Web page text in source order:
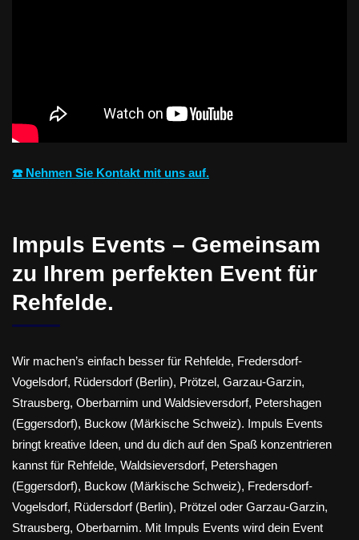
☎️ Nehmen Sie Kontakt mit uns auf.
Impuls Events – Gemeinsam
zu Ihrem perfekten Event für
Rehfelde.
Wir machen’s einfach besser für Rehfelde, Fredersdorf-
Vogelsdorf, Rüdersdorf (Berlin), Prötzel, Garzau-Garzin,
Strausberg, Oberbarnim und Waldsieversdorf, Petershagen
(Eggersdorf), Buckow (Märkische Schweiz). Impuls Events
bringt kreative Ideen, und du dich auf den Spaß konzentrieren
kannst für Rehfelde, Waldsieversdorf, Petershagen
(Eggersdorf), Buckow (Märkische Schweiz), Fredersdorf-
Vogelsdorf, Rüdersdorf (Berlin), Prötzel oder Garzau-Garzin,
Strausberg, Oberbarnim. Mit Impuls Events wird dein Event